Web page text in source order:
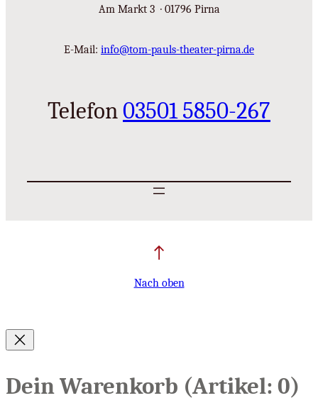
Am Markt 3 · 01796 Pirna
E-Mail: info@tom-pauls-theater-pirna.de
Telefon03501 5850-267
Nach oben
Dein Warenkorb (Artikel: 0)